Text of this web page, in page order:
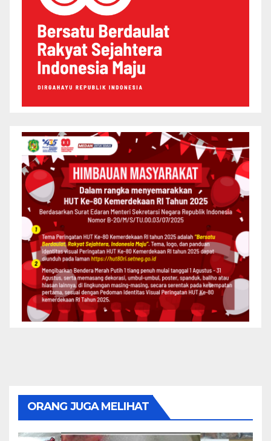
ORANG JUGA MELIHAT